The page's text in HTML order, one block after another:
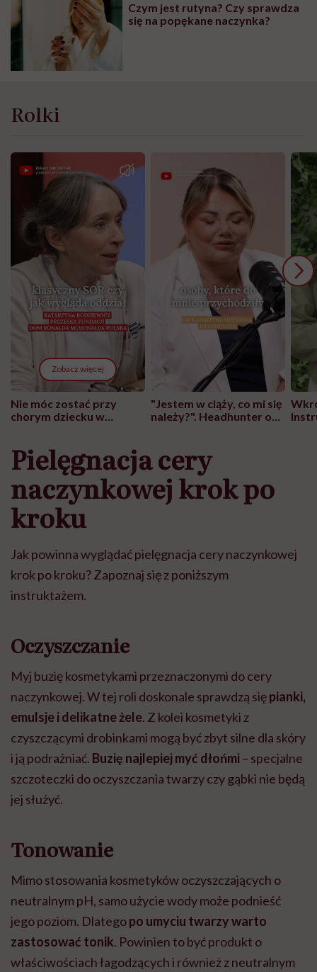
Czym jest rutyna? Czy sprawdza
się na popękane naczynka?
Rolki
Zobacz więcej
Nie móc zostać przy
chorym dziecku w
może chyba tylko
głupota i brak
wyobraźni"
"Jestem w ciąży, co mi się
należy?". Headhunter o
pracy
Pielęgnacja cery
naczynkowej krok po
kroku
Jak powinna wyglądać pielęgnacja cery naczynkowej
krok po kroku? Zapoznaj się z poniższym
instruktażem.
Oczyszczanie
Myj buzię kosmetykami przeznaczonymi do cery
naczynkowej. W tej roli doskonale sprawdzą siępianki,
emulsje i delikatne żele. Z kolei kosmetyki z
czyszczącymi drobinkami mogą być zbyt silne dla skóry
i ją podrażniać. Buzię najlepiej myć dłońmi – specjalne
szczoteczki do oczyszczania twarzy czy gąbki nie będą
jej służyć.
Tonowanie
Mimo stosowania kosmetyków oczyszczających o
neutralnym pH, samo użycie wody może podnieść
jego poziom. Dlategopo umyciu twarzy warto
zastosować tonik. Powinien to być produkt o
właściwościach łagodzących i również z neutralnym